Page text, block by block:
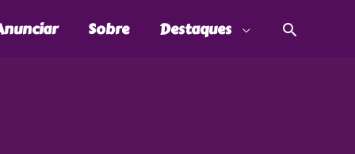
Sobre Destaques